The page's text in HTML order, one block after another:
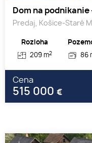
Dom na
Predaj, Košice-Staré
Rozloha
209 m2
86
Cena
515 000 €